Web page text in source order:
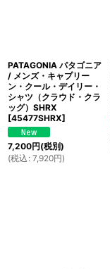
PATAGONIA パタゴニア
/ メンズ・キャプリー
ン・クール・デイリー・
シャツ（クラウド・クラ
ッグ）SHRX
[45477SHRX]
7,200円(税別)
(税込 : 7,920円)